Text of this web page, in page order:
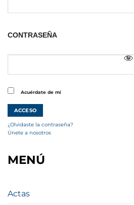
CONTRASEÑA
Acuérdate de mí
¿Olvidaste la contraseña?
Únete a nosotros
MENÚ
Actas